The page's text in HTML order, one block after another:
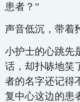
患者？”
声音低沉，带着
小护士的心跳先
话，却扑哧地笑
者的名字还记得
复中心这边的患